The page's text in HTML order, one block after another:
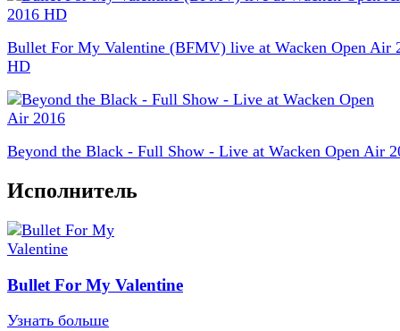
Bullet For My Valentine (BFMV) live at Wacken Open Air
HD
Beyond the Black - Full Show - Live at Wacken Open Air
Исполнитель
Bullet For My Valentine
Узнать больше